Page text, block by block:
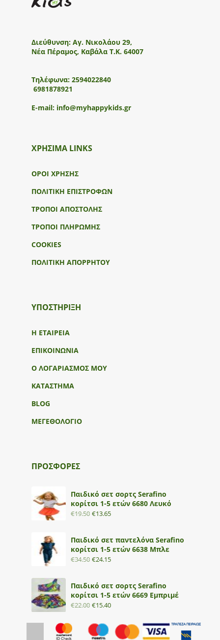
Διεύθυνση: Αγ. Νικολάου 29,
Νέα Πέραμος, Καβάλα Τ.Κ. 64007
Τηλέφωνα: 2594022840
6981878921
E-mail: info@myhappykids.gr
ΧΡΗΣΙΜΑ LINKS
ΟΡΟΙ ΧΡΗΣΗΣ
ΠΟΛΙΤΙΚΗ ΕΠΙΣΤΡΟΦΩΝ
ΤΡΟΠΟΙ ΑΠΟΣΤΟΛΗΣ
ΤΡΟΠΟΙ ΠΛΗΡΩΜΗΣ
COOKIES
ΠΟΛΙΤΙΚΗ ΑΠΟΡΡΗΤΟΥ
ΥΠΟΣΤΉΡΙΞΗ
Η ΕΤΑΙΡΕΙΑ
ΕΠΙΚΟΙΝΩΝΙΑ
Ο ΛΟΓΑΡΙΑΣΜΟΣ ΜΟΥ
ΚΑΤΑΣΤΗΜΑ
BLOG
ΜΕΓΕΘΟΛΟΓΙΟ
ΠΡΟΣΦΟΡΕΣ
Παιδικό σετ σορτς Serafino
κορίτσι 1-5 ετών 6680 Λευκό
€19.50 €13.65
Παιδικό σετ παντελόνα Serafino
κορίτσι 1-5 ετών 6638 Μπλε
€34.50 €24.15
Παιδικό σετ σορτς Serafino
κορίτσι 1-5 ετών 6669 Εμπριμέ
€22.00 €15.40